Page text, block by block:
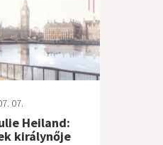
07.
Heiland:
királynője